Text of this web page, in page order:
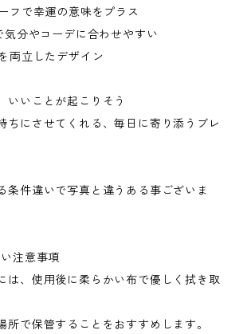
フで幸運の意味をプラス
分やコーデに合わせやすい
両立したデザイン
いいことが起こりそう
ちにさせてくれる、毎日に寄り添うブレ
条件違いで写真と違うある事ございま
注意事項
は、使用後に柔らかい布で優しく拭き取
所で保管することをおすすめします。